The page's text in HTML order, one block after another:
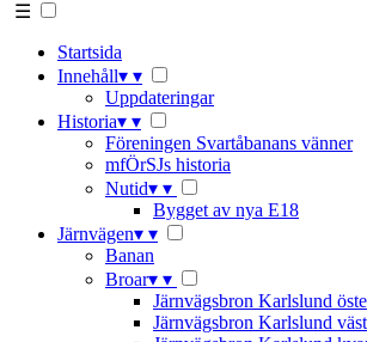
☰
Startsida
Innehåll▾ ▾
Uppdateringar
Historia▾ ▾
Föreningen Svartåbanans vänner
mfÖrSJs historia
Nutid▾ ▾
Bygget av nya E18
Järnvägen▾ ▾
Banan
Broar▾ ▾
Järnvägsbron Karlslund
Järnvägsbron Karlslund